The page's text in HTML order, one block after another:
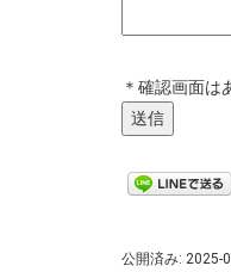
＊確認画面は
公開済み: 2025-